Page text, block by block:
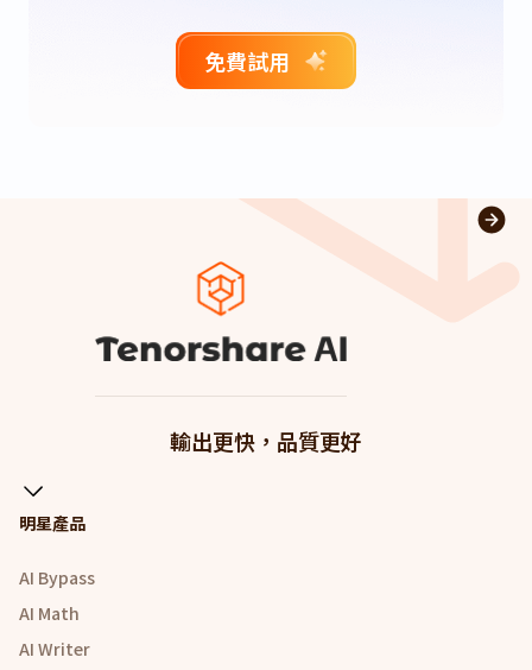
免費試用
輸出更快，品質更好
明星產品
AI Bypass
AI Math
AI Writer